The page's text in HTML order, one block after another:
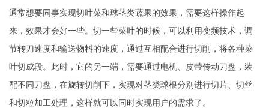
通常想要同事实现切叶菜和球茎类蔬果的效果，需要这样操作起
来，效果才会好一些。切一些菜叶的时候，可以利用变频技术，调
节转刀速度和输送物料的速度，通过互相配合进行切削，将各种菜
叶切成段。此时，它的另一端，需要通过电机、皮带传动刀盘，装
配不同刀盘，在旋转切削下，实现对茎类球根分别进行切片、切丝
和切粒加工处理，这样就可以同时实现用户的需求了。